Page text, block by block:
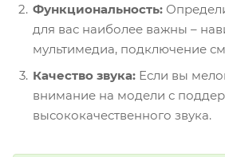
Функциональность:
для вас наиболее важны –
мультимедиа, подключение
Качество звука: Если вы
внимание на модели с
высококачественного звука.